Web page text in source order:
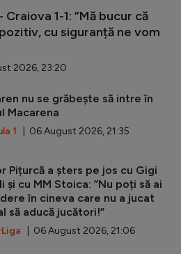
Craiova 1-1: ”Mă bucur că
cu siguranță ne vom
2026, 23:20
nu se grăbește să intre în
Macarena
1 | 06 August 2026, 21:35
Pițurcă a șters pe jos cu Gigi
și cu MM Stoica: ”Nu poți să ai
în cineva care nu a jucat
să aducă jucători!”
| 06 August 2026, 21:06